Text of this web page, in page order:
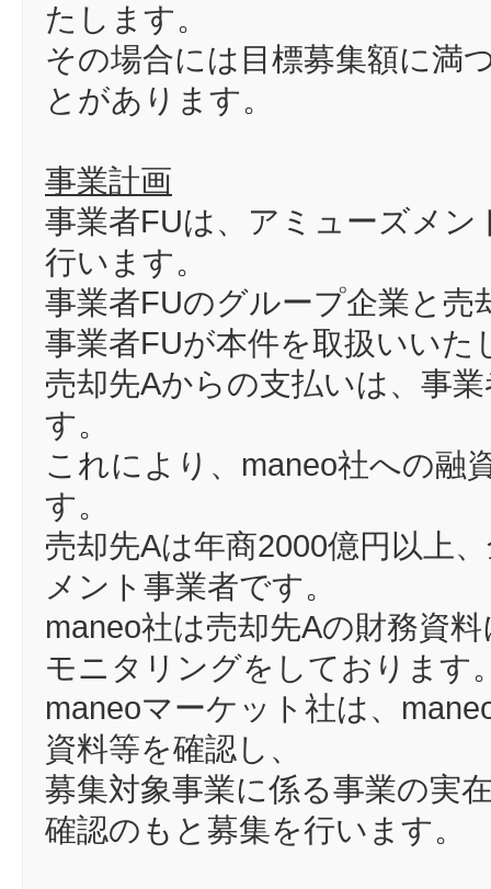
たします。
その場合には目標募集額に満
とがあります。
事業計画
事業者FUは、アミューズメ
行います。
事業者FUのグループ企業と売
事業者FUが本件を取扱いいた
売却先Aからの支払いは、事
す。
これにより、maneo社への融
す。
売却先Aは年商2000億円以上
メント事業者です。
maneo社は売却先Aの財務資
モニタリングをしております
maneoマーケット社は、
資料等を確認し、
募集対象事業に係る事業の実
確認のもと募集を行います。